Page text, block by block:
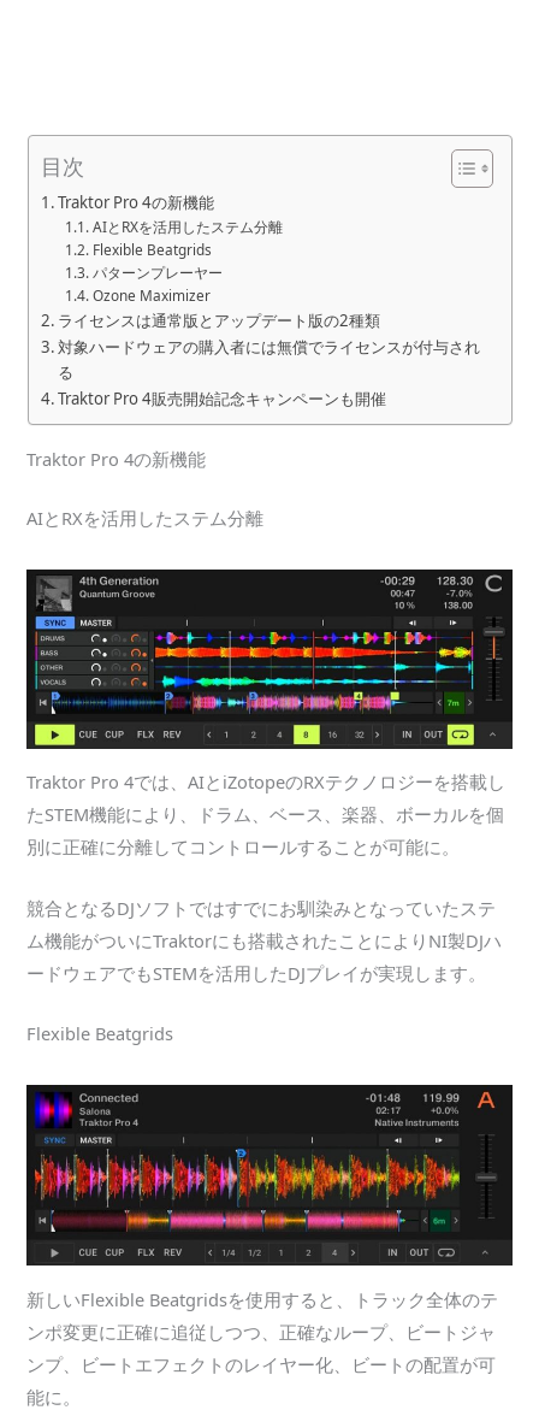
目次
Traktor Pro 4の新機能
AIとRXを活用したステム分離
Flexible Beatgrids
パターンプレーヤー
Ozone Maximizer
ライセンスは通常版とアップデート版の2種類
対象ハードウェアの購入者には無償でライセンスが付与され
る
Traktor Pro 4販売開始記念キャンペーンも開催
Traktor Pro 4の新機能
AIとRXを活用したステム分離
Traktor Pro 4では、AIとiZotopeのRXテクノロジーを搭載し
たSTEM機能により、ドラム、ベース、楽器、ボーカルを個
別に正確に分離してコントロールすることが可能に。
競合となるDJソフトではすでにお馴染みとなっていたステ
ム機能がついにTraktorにも搭載されたことによりNI製DJハ
ードウェアでもSTEMを活用したDJプレイが実現します。
Flexible Beatgrids
新しいFlexible Beatgridsを使用すると、トラック全体のテ
ンポ変更に正確に追従しつつ、正確なループ、ビートジャ
ンプ、ビートエフェクトのレイヤー化、ビートの配置が可
能に。